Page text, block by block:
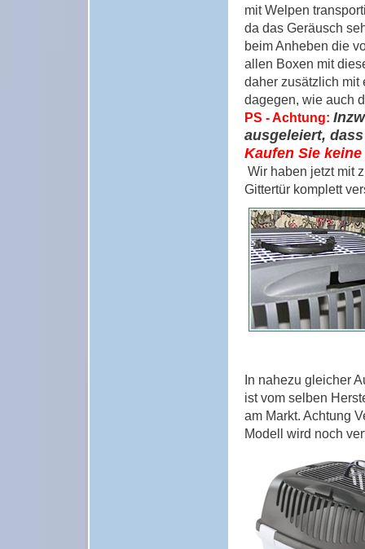
mit Welpen
da das Geräusch
beim Anheben die
allen Boxen mit
daher zusätzlich mit
dagegen, wie auch
PS - Achtung:
ausgeleiert,
Kaufen Sie
Wir haben jetzt mit
Gittertür komplett
In nahezu gleicher
ist vom selben
am Markt. Achtung
Modell wird noch